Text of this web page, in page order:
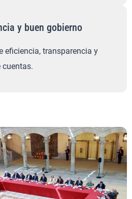
y buen gobierno
eficiencia, transparencia y
cuentas.